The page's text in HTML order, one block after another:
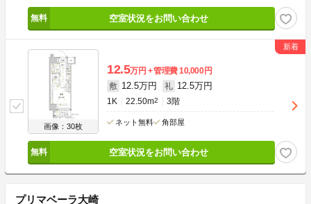
空室状況をお問い合わせ
画像：30枚
12.5万円 管理費10,000円
敷 12.5万円 礼 12.5万円
1K 22.50m2 3階
ネット無料 角部屋
空室状況をお問い合わせ
プリマベーラ大崎